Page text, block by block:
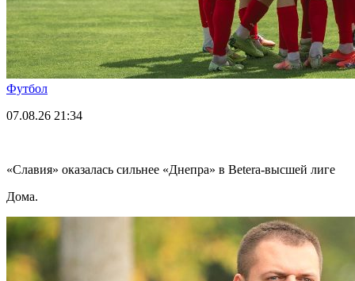
Футбол
07.08.26 21:34
«Славия» оказалась сильнее «Днепра» в Betera-высшей лиге
Дома.